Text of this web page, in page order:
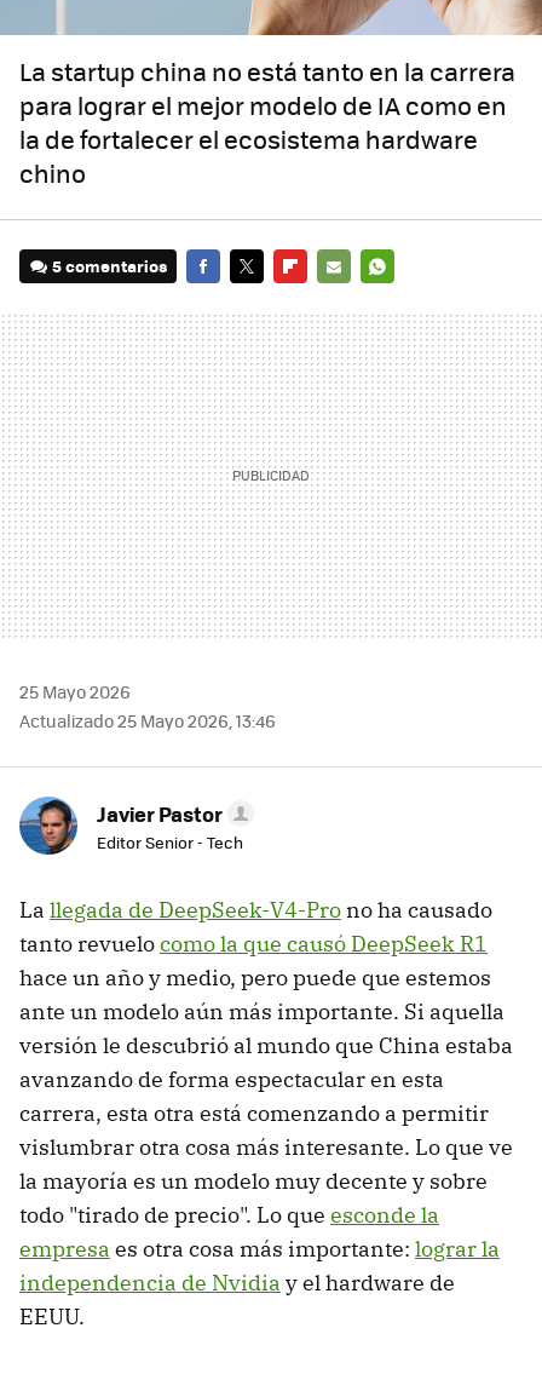
La startup china no está tanto en la carrera
para lograr el mejor modelo de IA como en
la de fortalecer el ecosistema hardware
chino
5 comentarios
MAIL
25 Mayo 2026
Actualizado 25 Mayo 2026, 13:46
Javier Pastor
Editor Senior - Tech
La llegada de DeepSeek-V4-Pro no ha causado
tanto revuelocomo la que causó DeepSeek R1
hace un año y medio, pero puede que estemos
ante un modelo aún más importante. Si aquella
versión le descubrió al mundo que China estaba
avanzando de forma espectacular en esta
carrera, esta otra está comenzando a permitir
vislumbrar otra cosa más interesante. Lo que ve
la mayoría es un modelo muy decente y sobre
todo "tirado de precio". Lo que esconde la
empresa es otra cosa más importante: lograr la
independencia de Nvidia y el hardware de
EEUU.